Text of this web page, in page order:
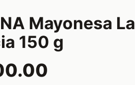
Mayonesa La
150 g